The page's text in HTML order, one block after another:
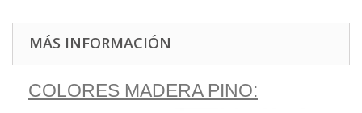
MÁS INFORMACIÓN
COLORES MADERA PINO: